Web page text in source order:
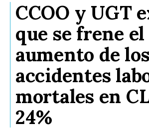
CCOO y UGT
que se frene el
aumento de los
accidentes
mortales en
24%